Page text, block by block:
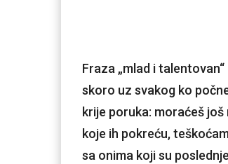
Fraza „mlad i
skoro uz svakog ko
krije poruka: moraćeš
koje ih pokreću,
sa onima koji su